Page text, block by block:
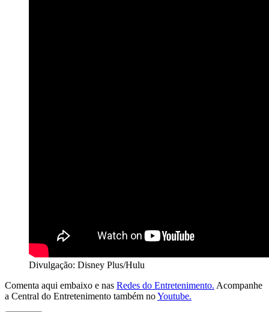
Divulgação: Disney Plus/Hulu
Comenta aqui embaixo e nas Redes do Entretenimento. Acompanhe
a Central do Entretenimento também noYoutube.